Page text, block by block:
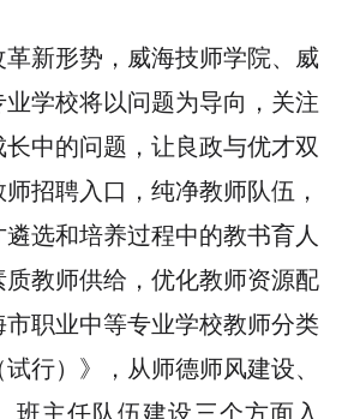
新形势，威海技师学院、威
学校将以问题为导向，关注
中的问题，让良政与优才双
招聘入口，纯净教师队伍，
选和培养过程中的教书育人
教师供给，优化教师资源配
职业中等专业学校教师分类
行）》，从师德师风建设、
班主任队伍建设三个方面入